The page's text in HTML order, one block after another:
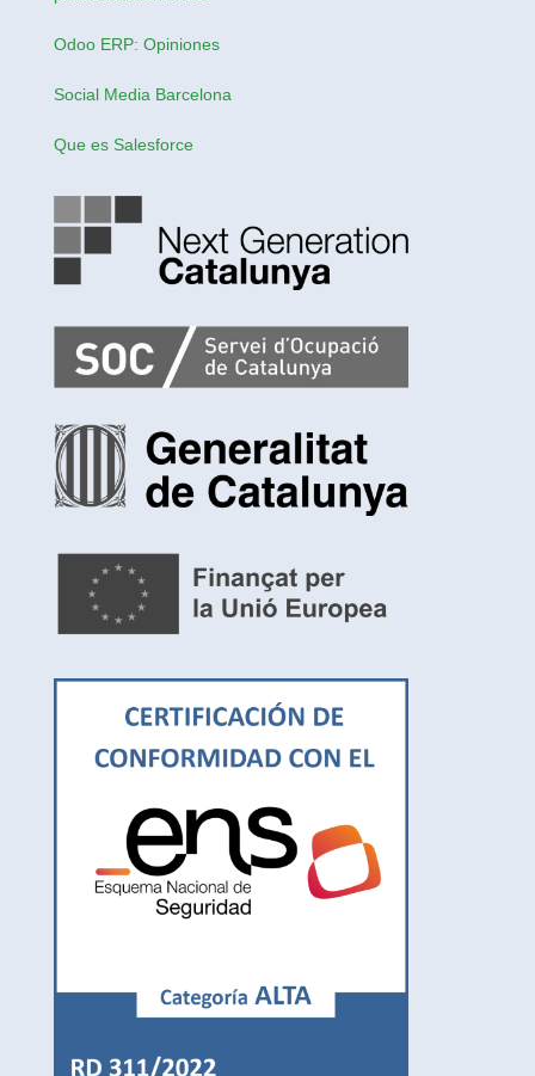
Odoo ERP: Opiniones
Social Media Barcelona
Que es Salesforce